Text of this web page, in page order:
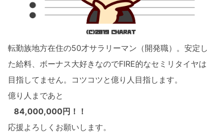
転勤族地方在住の50才サラリーマン（開発職）。安定し
た給料、ボーナス大好きなのでFIRE的なセミリタイヤは
目指してません。コツコツと億り人目指します。
億り人まであと
84,000,000円！！
応援よろしくお願いします。